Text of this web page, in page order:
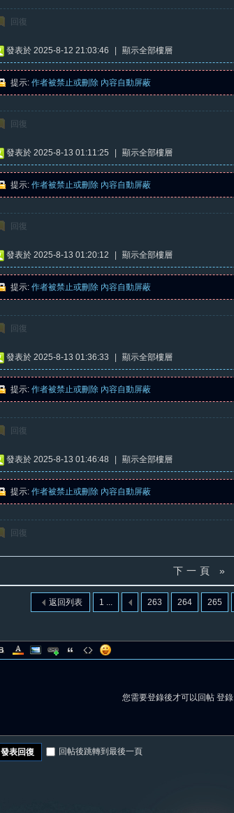
回復
發表於 2025-8-12 21:03:46 顯示全部樓層
提示: 作者被禁止或刪除 內容自動屏蔽
回復
發表於 2025-8-13 01:11:25 顯示全部樓層
提示: 作者被禁止或刪除 內容自動屏蔽
回復
發表於 2025-8-13 01:20:12 顯示全部樓層
提示: 作者被禁止或刪除 內容自動屏蔽
回復
發表於 2025-8-13 01:36:33 顯示全部樓層
提示: 作者被禁止或刪除 內容自動屏蔽
回復
發表於 2025-8-13 01:46:48 顯示全部樓層
提示: 作者被禁止或刪除 內容自動屏蔽
回復
下一頁 »
1 ... 263 264 265
返回列表
您需要登錄後才可以回帖 登錄
發表回復 回帖後跳轉到最後一頁